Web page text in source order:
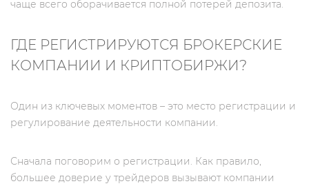
чаще всего оборачивается полной потерей депозита.
ГДЕ РЕГИСТРИРУЮТСЯ БРОКЕРСКИЕ
КОМПАНИИ И КРИПТОБИРЖИ?
Один из ключевых моментов – это место регистрации и
регулирование деятельности компании.
Сначала поговорим о регистрации. Как правило,
большее доверие у трейдеров вызывают компании